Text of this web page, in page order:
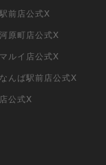
前店公式X
原町店公式X
ルイ店公式X
んば駅前店公式X
公式X